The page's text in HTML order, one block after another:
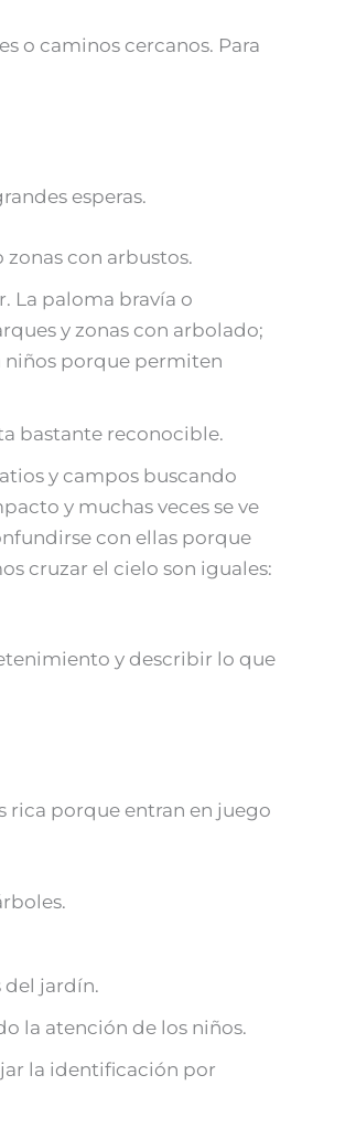
o caminos cercanos. Para
esperas.
zonas con arbustos.
La paloma bravía o
y zonas con arbolado;
niños porque permiten
bastante reconocible.
y campos buscando
y muchas veces se ve
con ellas porque
cruzar el cielo son iguales:
y describir lo que
rica porque entran en juego
del jardín.
la atención de los niños.
la identificación por